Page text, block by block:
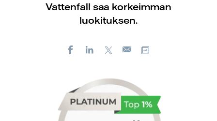
Vattenfall saa korkeimman
luokituksen.
FacebookLinkedIn
Sähköposti